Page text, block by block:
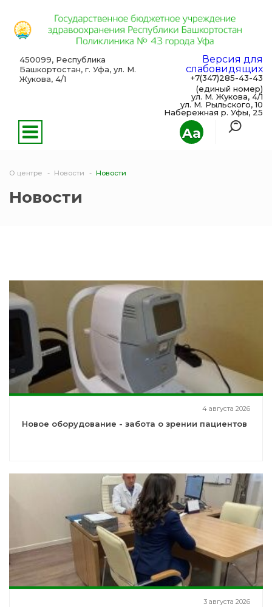
Aa
450099, Республика
Башкортостан, г. Уфа, ул. М.
Жукова, 4/1
Версия для
слабовидящих
+7(347)285-43-43
(единый номер)
ул. М. Жукова, 4/1
ул. М. Рыльского, 10
Набережная р. Уфы, 25
О центре Новости Новости
Новости
4 августа 2026
Новое оборудование - забота о зрении пациентов
3 августа 2026